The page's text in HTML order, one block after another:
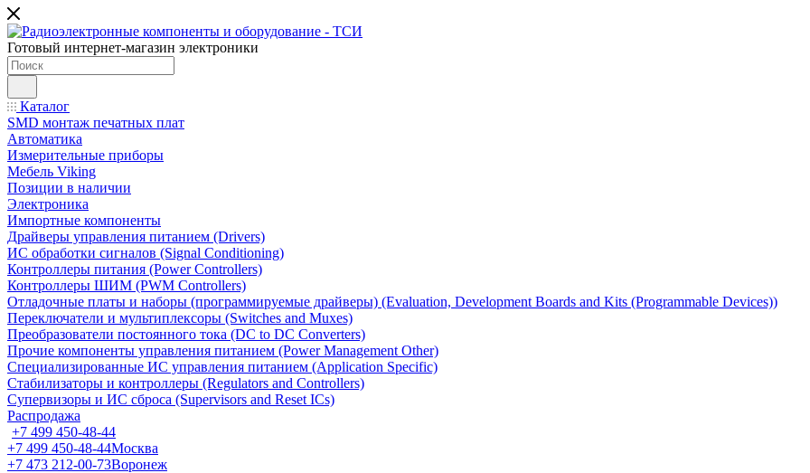
Готовый интернет-магазин электроники
Каталог
SMD монтаж печатных плат
Автоматика
Измерительные приборы
Мебель Viking
Позиции в наличии
Электроника
Импортные компоненты
Драйверы управления питанием (Drivers)
ИС обработки сигналов (Signal Conditioning)
Контроллеры питания (Power Controllers)
Контроллеры ШИМ (PWM Controllers)
Отладочные платы и наборы (программируемые драйверы) (Evaluation, Development Boards and Kits (Programmable Devices))
Переключатели и мультиплексоры (Switches and Muxes)
Преобразователи постоянного тока (DC to DC Converters)
Прочие компоненты управления питанием (Power Management Other)
Специализированные ИС управления питанием (Application Specific)
Стабилизаторы и контроллеры (Regulators and Controllers)
Супервизоры и ИС сброса (Supervisors and Reset ICs)
Распродажа
+7 499 450-48-44
+7 499 450-48-44Москва
+7 473 212-00-73Воронеж